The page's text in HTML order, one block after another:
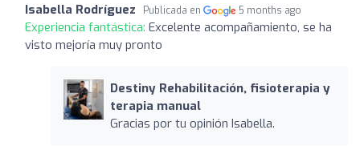
Isabella Rodríguez Publicada en 5 months ago
Experiencia fantástica: Excelente acompañamiento, se ha
visto mejoría muy pronto
Destiny Rehabilitación, fisioterapia y
terapia manual
Gracias por tu opinión Isabella.